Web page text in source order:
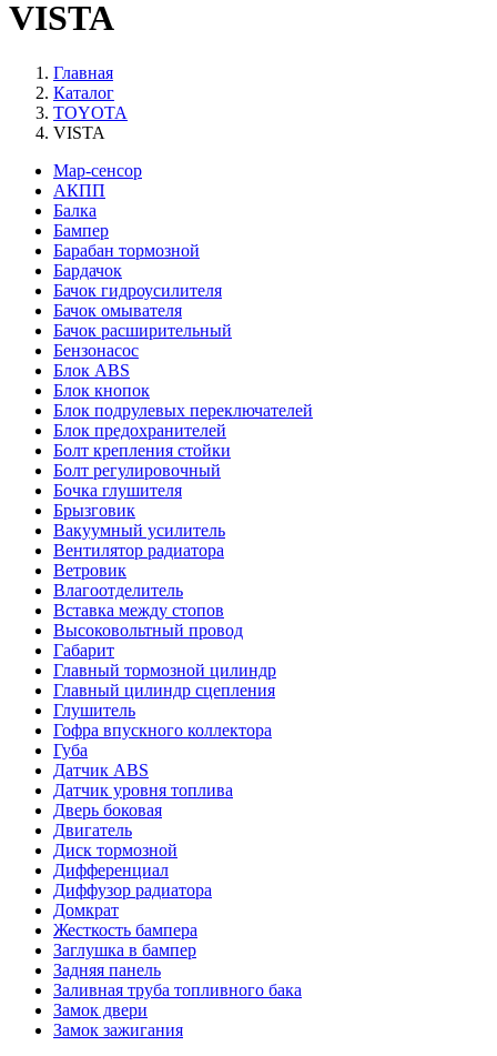
VISTA
Главная
Каталог
TOYOTA
VISTA
Map-сенсор
АКПП
Балка
Бампер
Барабан тормозной
Бардачок
Бачок гидроусилителя
Бачок омывателя
Бачок расширительный
Бензонасос
Блок ABS
Блок кнопок
Блок подрулевых переключателей
Блок предохранителей
Болт крепления стойки
Болт регулировочный
Бочка глушителя
Брызговик
Вакуумный усилитель
Вентилятор радиатора
Ветровик
Влагоотделитель
Вставка между стопов
Высоковольтный провод
Габарит
Главный тормозной цилиндр
Главный цилиндр сцепления
Глушитель
Гофра впускного коллектора
Губа
Датчик ABS
Датчик уровня топлива
Дверь боковая
Двигатель
Диск тормозной
Дифференциал
Диффузор радиатора
Домкрат
Жесткость бампера
Заглушка в бампер
Задняя панель
Заливная труба топливного бака
Замок двери
Замок зажигания